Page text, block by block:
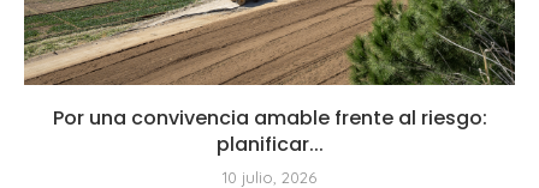
Por una convivencia amable frente al riesgo:
planificar...
10 julio, 2026